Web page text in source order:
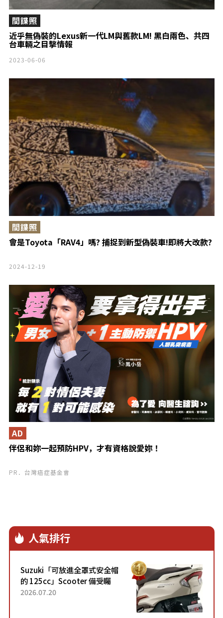
近乎無偽裝的Lexus新一代LM與舊款LM! 黑白兩色、共四
台車輛之目擊情報
間諜照
2023-06-06
會是Toyota「RAV4」嗎? 捕捉到新型偽裝車!即將大改款?
間諜照
2024-12-19
伴侶和妳一起預防HPV，才有資格說愛妳！
AD
PR．台灣癌症基金會
人氣排行
Suzuki「可放進全罩式安全帽
的 125cc」Scooter 備受矚
目！採用全新流線設計與各項
2026.07.20